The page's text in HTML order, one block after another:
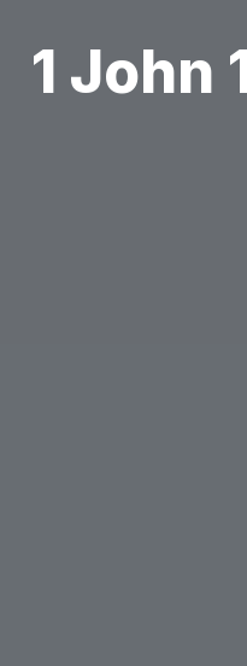
1 John